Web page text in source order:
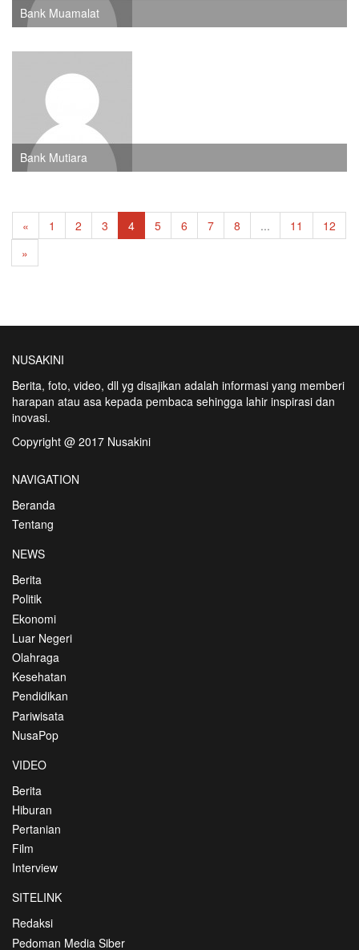
Bank Muamalat
Bank Mutiara
« 1 2 3 4 5 6 7 8 ... 11
12
»
NUSAKINI
Berita, foto, video, dll yg disajikan adalah informasi yang memberi
harapan atau asa kepada pembaca sehingga lahir inspirasi dan
inovasi.
Copyright @ 2017 Nusakini
NAVIGATION
Beranda
Tentang
NEWS
Berita
Politik
Ekonomi
Luar Negeri
Olahraga
Kesehatan
Pendidikan
Pariwisata
NusaPop
VIDEO
Berita
Hiburan
Pertanian
Film
Interview
SITELINK
Redaksi
Pedoman Media Siber